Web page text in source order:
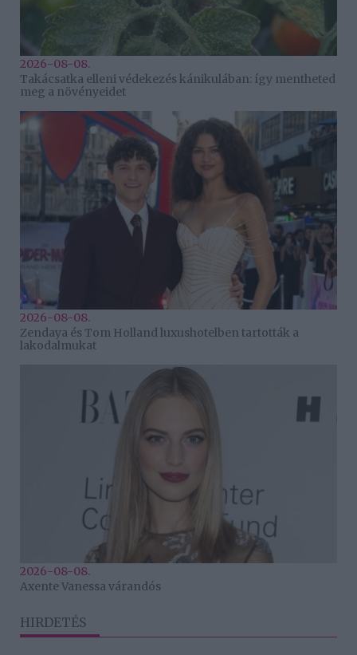
2026-08-08.
Takácsatka elleni védekezés kánikulában: így mentheted
meg a növényeidet
2026-08-08.
Zendaya és Tom Holland luxushotelben tartották a
lakodalmukat
2026-08-08.
Axente Vanessa várandós
HIRDETÉS